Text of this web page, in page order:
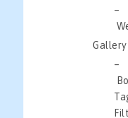
Gallery